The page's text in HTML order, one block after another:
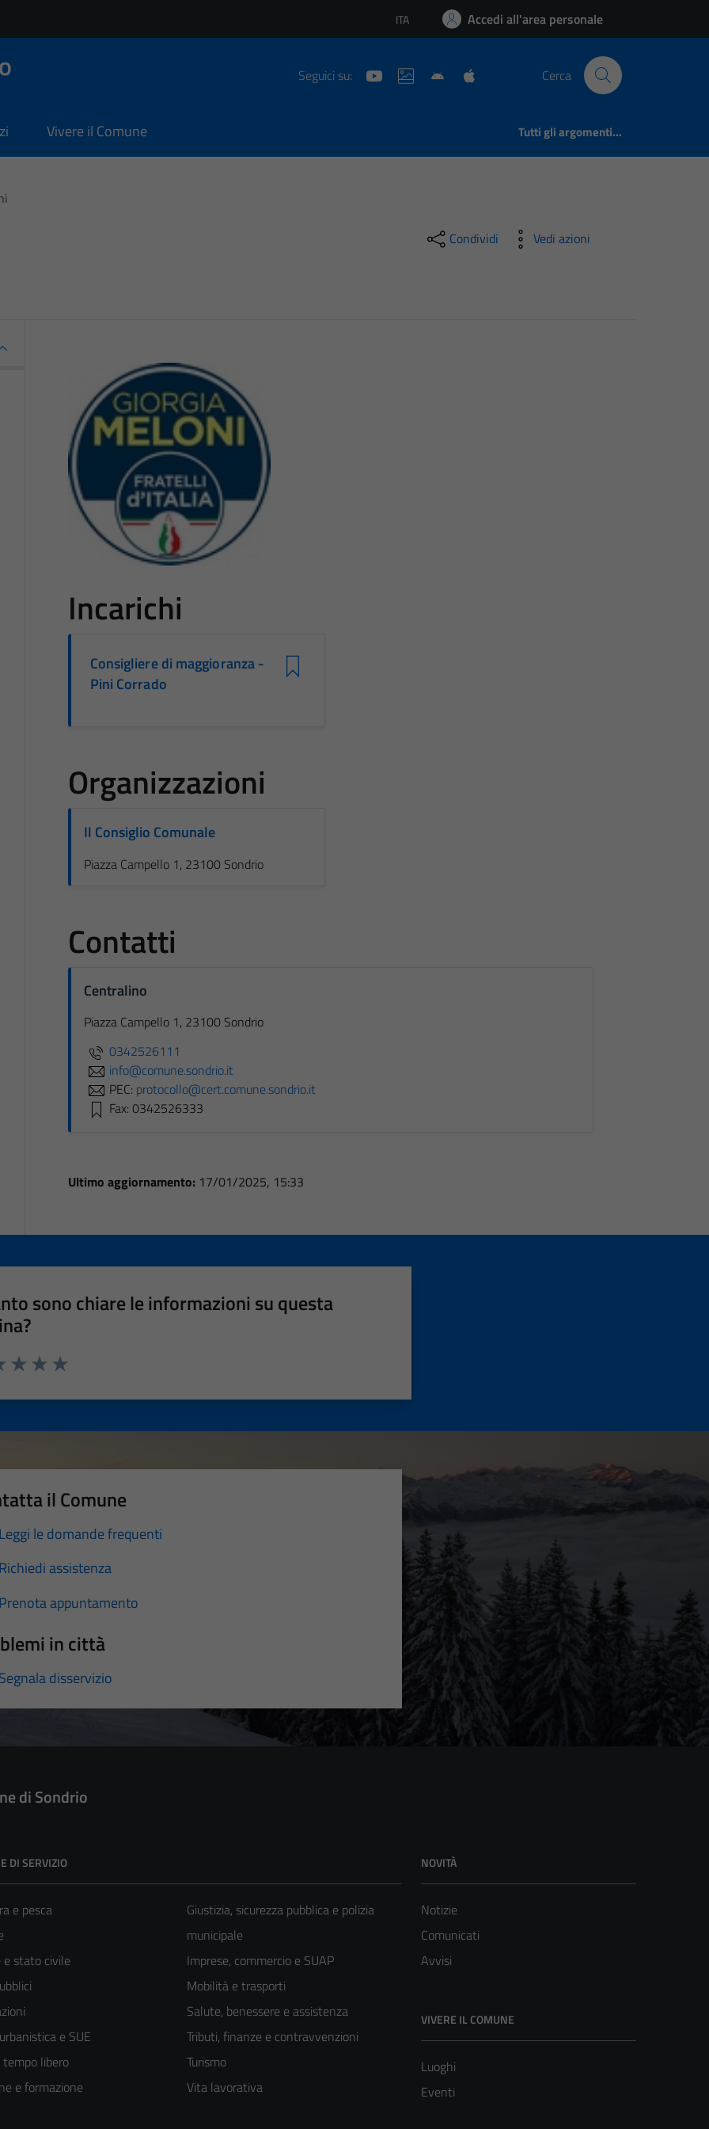
Lingua attiva:
ITA Accedi all'area personale
Seguici su: Cerca
Vivere il Comune Tutti gli argomenti...
Condividi Vedi azioni
Incarichi
Consigliere di maggioranza -
Pini Corrado
Organizzazioni
Il Consiglio Comunale
Piazza Campello 1, 23100 Sondrio
Contatti
Centralino
Piazza Campello 1, 23100 Sondrio
0342526111
info@comune.sondrio.it
PEC: protocollo@cert.comune.sondrio.it
Fax: 0342526333
Ultimo aggiornamento: 17/01/2025, 15:33
sono chiare le informazioni su questa
il Comune
Leggi le domande frequenti
Richiedi assistenza
Prenota appuntamento
in città
Segnala disservizio
di Sondrio
DI SERVIZIO
e pesca
e stato civile
e SUE
libero
e formazione
Giustizia, sicurezza pubblica e polizia
municipale
Imprese, commercio e SUAP
Mobilità e trasporti
Salute, benessere e assistenza
Tributi, finanze e contravvenzioni
Turismo
Vita lavorativa
NOVITÀ
Notizie
Comunicati
Avvisi
VIVERE IL COMUNE
Luoghi
Eventi